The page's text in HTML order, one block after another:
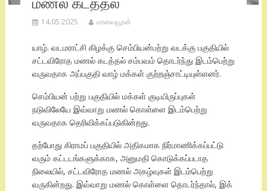
14.05.2025 மாவையூரன்
யாழ். வடமராட்சி கிழக்கு செம்பியன்பற்று வடக்கு பகுதியில்
சட்டவிரோத மணல் கடத்தல் சம்பவம் தொடர்ந்து இடம்பெற்று
வருவதாக அப்பகுதி வாழ் மக்கள் குற்றஞ்சாட்டியுள்ளனர்.
செம்பியன் பற்று பகுதியில் மக்கள் குடியிருப்புகள்
நடுவிலேயே இவ்வாறு மணல் கொள்ளை இடம்பெற்று
வருவதாக தெரிவிக்கப்படுகின்றது.
தற்போது கிராமப் பகுதியில் அதிகமாக நிர்மாணிக்கப்பட்டு
வரும் கட்டடங்களுக்காக, அனுமதி கொடுக்கப்படாத
நிலையில், சட்டவிரோத மணல் அகழ்வுகள் இடம்பெற்று
வருகின்றது. இவ்வாறு மணல் கொள்ளை தொடர்ந்தால், இக்